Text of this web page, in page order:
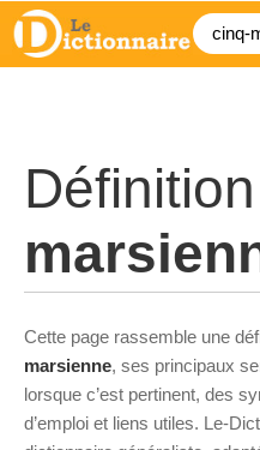
Définition
Cette page rassemble une
marsienne, ses principaux
lorsque c’est pertinent, des
d’emploi et liens utiles. Le-